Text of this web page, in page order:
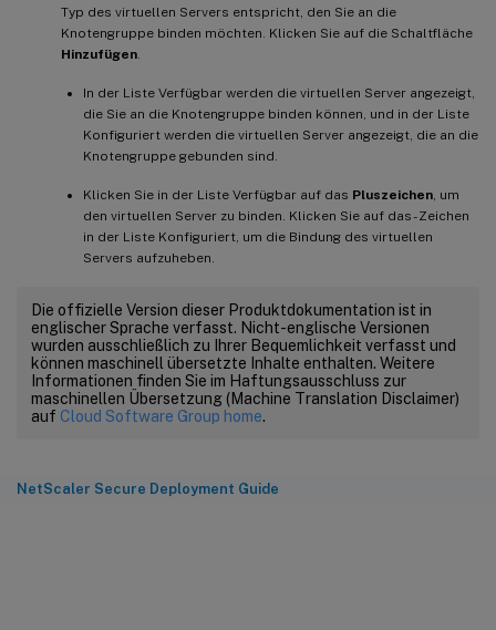
Typ des virtuellen Servers entspricht, den Sie an die
Knotengruppe binden möchten. Klicken Sie auf die Schaltfläche
Hinzufügen
In der Liste Verfügbar werden die virtuellen Server angezeigt,
die Sie an die Knotengruppe binden können, und in der Liste
Konfiguriert werden die virtuellen Server angezeigt, die an die
Knotengruppe gebunden sind.
Klicken Sie in der Liste Verfügbar auf das Pluszeichen , um
den virtuellen Server zu binden. Klicken Sie auf das - Zeichen
in der Liste Konfiguriert, um die Bindung des virtuellen
Servers aufzuheben.
Die offizielle Version dieser Produktdokumentation ist in
englischer Sprache verfasst. Nicht-englische Versionen
wurden ausschließlich zu Ihrer Bequemlichkeit verfasst und
können maschinell übersetzte Inhalte enthalten. Weitere
Informationen finden Sie im Haftungsausschluss zur
maschinellen Übersetzung (Machine Translation Disclaimer)
auf Cloud Software Group home.
NetScaler Secure Deployment Guide